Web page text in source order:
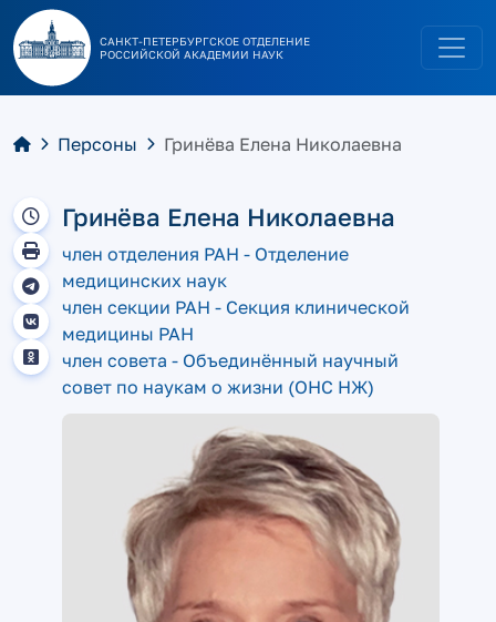
САНКТ-ПЕТЕРБУРГСКОЕ ОТДЕЛЕНИЕ
РОССИЙСКОЙ АКАДЕМИИ НАУК
Персоны Гринёва Елена Николаевна
Гринёва Елена Николаевна
член отделения РАН - Отделение
медицинских наук
член секции РАН - Секция клинической
медицины РАН
член совета - Объединённый научный
совет по наукам о жизни (ОНС НЖ)